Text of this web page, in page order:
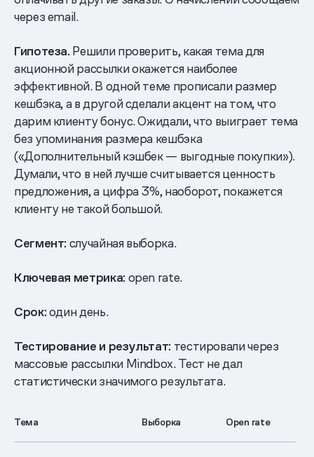
через email.
Гипотеза. Решили проверить, какая тема для
акционной рассылки окажется наиболее
эффективной. В одной теме прописали размер
кешбэка, а в другой сделали акцент на том, что
дарим клиенту бонус. Ожидали, что выиграет тема
без упоминания размера кешбэка
(«Дополнительный кэшбек — выгодные покупки»).
Думали, что в ней лучше считывается ценность
предложения, а цифра 3%, наоборот, покажется
клиенту не такой большой.
Сегмент: случайная выборка.
Ключевая метрика: open rate.
Срок:один день.
Тестирование и результат: тестировали через
массовые рассылки Mindbox. Тест не дал
статистически значимого результата.
Тема Выборка Open rate